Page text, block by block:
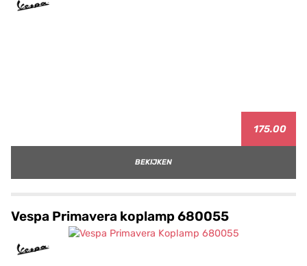
175.00
BEKIJKEN
Vespa Primavera koplamp 680055